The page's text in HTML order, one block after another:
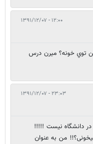
۱۲:۰۰ - ۱۳۹۱/۱۲/۰۷
توي خونه؟ ميرن درس
۲۳:۰۳ - ۱۳۹۱/۱۲/۰۷
دانشگاه نیست !!!!!
من به عنوان